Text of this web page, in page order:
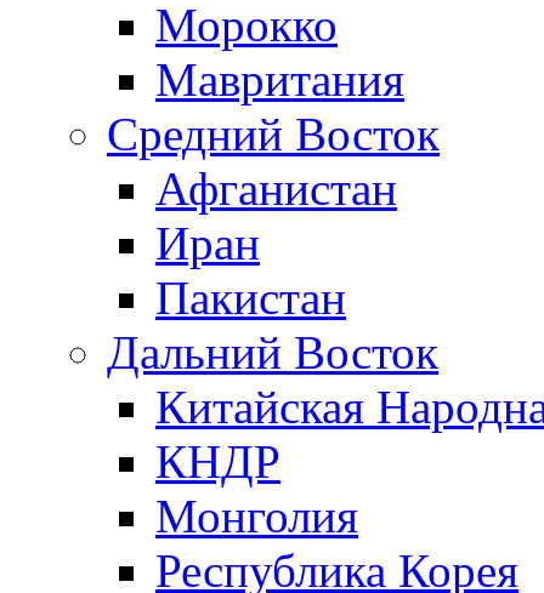
Морокко
Мавритания
Средний Восток
Афганистан
Иран
Пакистан
Дальний Восток
Китайская
КНДР
Монголия
Республика Корея